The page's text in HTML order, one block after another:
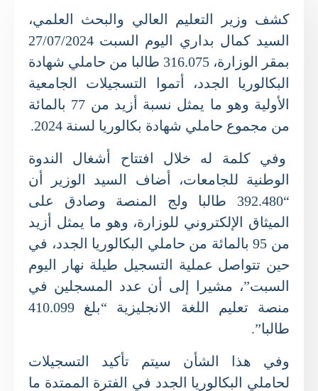
كشف وزير التعليم العالي والبحث العلمي،
السيد كمال بداري اليوم السبت 27/07/2024
بمقر الوزارة، 316.075 طالبا من حاملي شهادة
البكالوريا الجدد، أتموا التسجيلات الجامعية
الأولية وهو ما يمثل نسبة أزيد من 77 بالمائة
من مجموع حاملي شهادة بكالوريا لسنة 2024.
وفي كلمة له خلال افتتاح أشغال الندوة
الوطنية للجامعات، أضاف السيد الوزير أن
“392.480 طالبا ولج المنصة وصادق على
الميثاق الإلكتروني للوزارة، وهو ما يمثل أزيد
من 95 بالمائة من حاملي البكالوريا الجدد، في
حين تتواصل عملية التسجيل طيلة نهار اليوم
السبت”، مشيرا إلى أن عدد المسجلين في
منصة تعليم اللغة الانجليزية “بلغ 410.099
طالبا”.
وفي هذا الشأن سيتم تأكيد التسجيلات
لحاملي البكالوريا الجدد في الفترة الممتدة ما